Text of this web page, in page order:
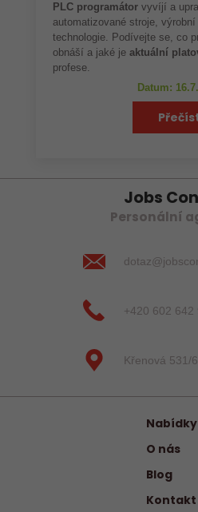
PLC programátor vyvíjí a
automatizované stroje,
technologie. Podívejte se, co
obnáší a jaké je aktuální
profese.
Datum:
Jobs
Personální
+420 602 642
Křenová 531/
O nás
Blog
Kontakt